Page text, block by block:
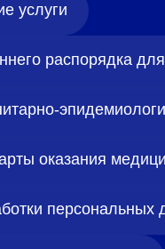
услуги
распорядка
оказания
персональных